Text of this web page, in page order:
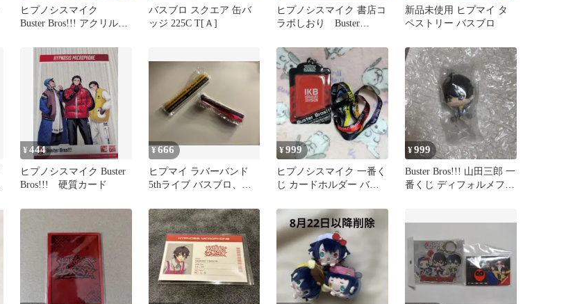
ヒプノシスマイク
Buster Bros!!! アクリルス
バスブロ スクエア 缶バ
ッジ 225C T[Ａ]
ヒプノシスマイク 書店コ
ラボしおり Buster
新品未使用 ヒプマイ タ
ペストリー バスブロ
¥444
ヒプノシスマイク Buster
Bros!!! 硬質カード
¥666
ヒプマイ ラバーバンド
5thライブ バスブロ、ポ
¥999
ヒプノシスマイク 一番く
じ カードホルダー バス
¥999
Buster Bros!!! 山田三郎 一
番くじ ディフォルメフィ